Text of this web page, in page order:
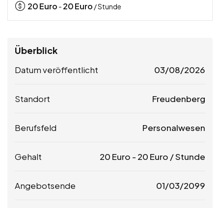
20Euro - 20Euro / Stunde
Überblick
Datum veröffentlicht 03/08/2026
Standort Freudenberg
Berufsfeld Personalwesen
Gehalt 20 Euro - 20 Euro / Stunde
Angebotsende 01/03/2099